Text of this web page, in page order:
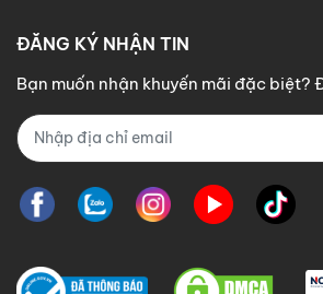
ĐĂNG KÝ NHẬN TIN
Bạn muốn nhận khuyến mãi đặc biệt?